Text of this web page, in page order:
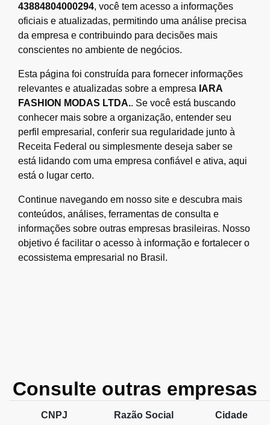
43884804000294, você tem acesso a informações
oficiais e atualizadas, permitindo uma análise precisa
da empresa e contribuindo para decisões mais
conscientes no ambiente de negócios.
Esta página foi construída para fornecer informações
relevantes e atualizadas sobre a empresa IARA
FASHION MODAS LTDA.. Se você está buscando
conhecer mais sobre a organização, entender seu
perfil empresarial, conferir sua regularidade junto à
Receita Federal ou simplesmente deseja saber se
está lidando com uma empresa confiável e ativa, aqui
está o lugar certo.
Continue navegando em nosso site e descubra mais
conteúdos, análises, ferramentas de consulta e
informações sobre outras empresas brasileiras. Nosso
objetivo é facilitar o acesso à informação e fortalecer o
ecossistema empresarial no Brasil.
Consulte outras empresas
CNPJ Razão Social Cidade